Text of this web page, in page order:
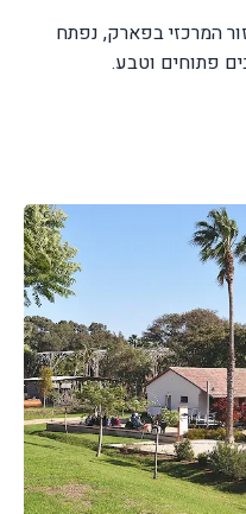
המרכזי בפארק, נפתח
פתוחים וטבע.